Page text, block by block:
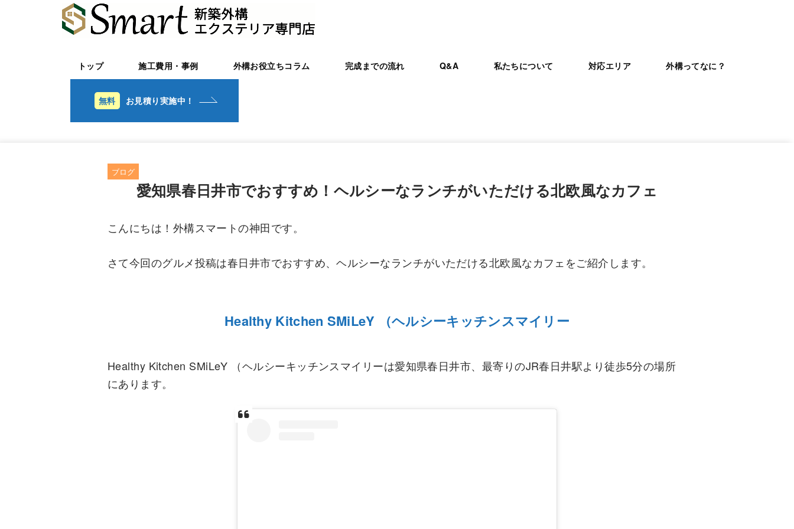
トップ 施工費用・事例 外構お役立ちコラム 完成までの流れ Q&A 私たちについて 対応エリア 外構ってなに？
お見積り実施中！
ブログ
愛知県春日井市でおすすめ！ヘルシーなランチがいただける北欧風なカフェ
こんにちは！外構スマートの神田です。
さて今回のグルメ投稿は春日井市でおすすめ、ヘルシーなランチがいただける北欧風なカフェをご紹介します。
Healthy Kitchen SMiLeY （ヘルシーキッチンスマイリー
Healthy Kitchen SMiLeY （ヘルシーキッチンスマイリーは愛知県春日井市、最寄りのJR春日井駅より徒歩5分の場所
にあります。